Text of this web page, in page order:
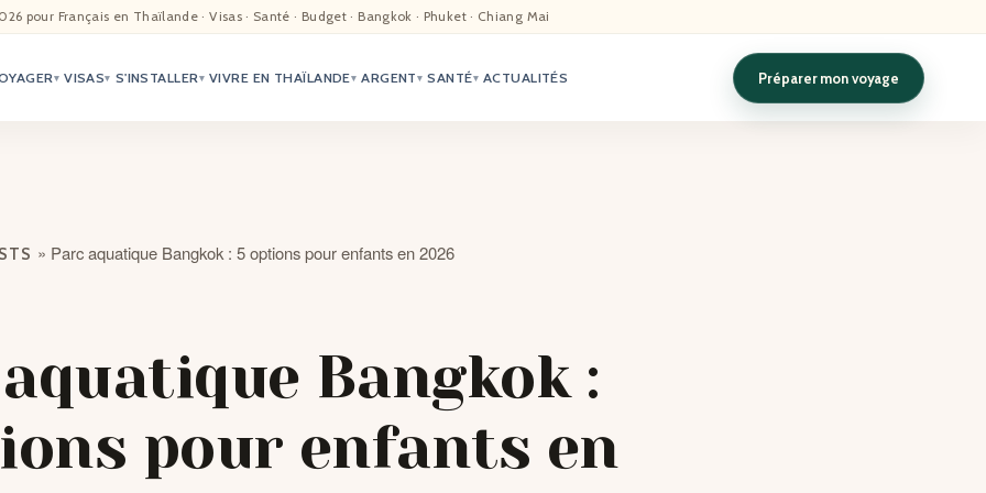
pour Français en Thaïlande · Visas · Santé · Budget · Bangkok · Phuket · Chiang Mai
▾ VISAS▾ S'INSTALLER▾ VIVRE EN THAÏLANDE▾ ARGENT ▾ SANTÉ▾ ACTUALITÉS Préparer mon voyage
» Parc aquatique Bangkok : 5 options pour enfants en 2026
Bangkok :
pour enfants en